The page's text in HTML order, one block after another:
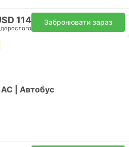
114 Забронювати зараз
| Автобус